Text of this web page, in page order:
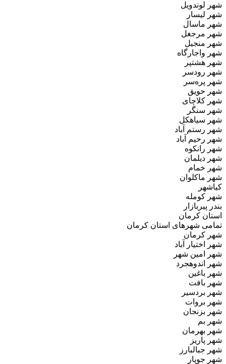
شهر لوندویل
شهر لیسار
شهر ماسال
شهر مرجغل
شهر منجیل
شهر واجارگاه
شهر هشتپر
شهر رودسر
شهر پره‌سر
شهر حویق
شهر کلاچای
شهر سنگر
شهر سیاهکل
شهر رستم آباد
شهر رحیم آباد
شهر رانکوه
شهر دیلمان
شهر خمام
شهر ماکلوان
کیاشهر
شهر کومله
بندر پیربازار
استان کرمان
تمامی شهرهای استان کرمان
شهر کرمان
شهر اختیار آباد
شهر امین‌ شهر
شهر اندوهجرد
شهر باغین
شهر بافت
شهر بردسیر
شهر بروات
شهر بزنجان
شهر بم
شهر بهرمان
شهر پاریز
شهر جبالبارز
شهر جوپار